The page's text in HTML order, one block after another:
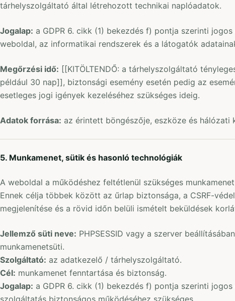
tárhelyszolgáltató által létrehozott technikai naplóadatok.
Jogalap: a GDPR 6. cikk (1) bekezdés f) pontja szerinti
weboldal, az informatikai rendszerek és a látogatók
Megőrzési idő: [[KITÖLTENDŐ: a tárhelyszolgáltató
például 30 nap]], biztonsági esemény esetén pedig az
esetleges jogi igények kezeléséhez szükséges ideig.
Adatok forrása: az érintett böngészője, eszköze és hálózati
5. Munkamenet, sütik és hasonló technológiák
A weboldal a működéshez feltétlenül szükséges
Ennek célja többek között az űrlap biztonsága, a CSRF-
megjelenítése és a rövid időn belüli ismételt beküldések
Jellemző süti neve: PHPSESSID vagy a szerver
munkamenetsüti.
Szolgáltató: az adatkezelő / tárhelyszolgáltató.
Cél: munkamenet fenntartása és biztonság.
Jogalap: a GDPR 6. cikk (1) bekezdés f) pontja szerinti
szolgáltatás biztonságos működéséhez szükséges.